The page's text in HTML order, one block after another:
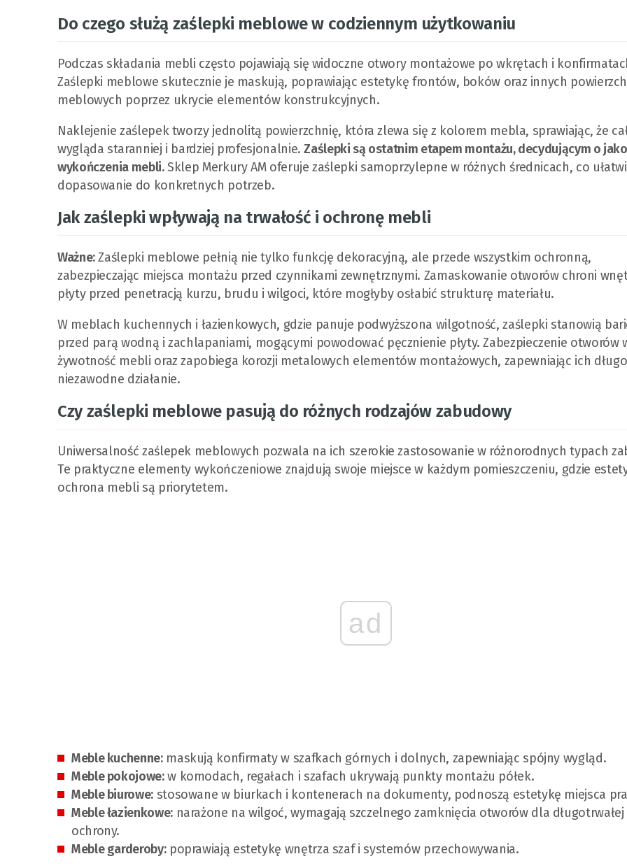
Do czego służą zaślepki meblowe w codziennym użytkowaniu
Podczas składania mebli często pojawiają się widoczne otwory montażowe po wkrętach i
Zaślepki meblowe skutecznie je maskują, poprawiając estetykę frontów, boków oraz innych
meblowych poprzez ukrycie elementów konstrukcyjnych.
Naklejenie zaślepek tworzy jednolitą powierzchnię, która zlewa się z kolorem mebla, sprawiając, że
wygląda staranniej i bardziej profesjonalnie.Zaślepki są ostatnim etapem montażu, decydującym o
wykończenia mebli.Sklep Merkury AM oferuje zaślepki samoprzylepne w różnych średnicach, co
dopasowanie do konkretnych potrzeb.
Jak zaślepki wpływają na trwałość i ochronę mebli
Ważne:Zaślepki meblowe pełnią nie tylko funkcję dekoracyjną, ale przede wszystkim ochronną,
zabezpieczając miejsca montażu przed czynnikami zewnętrznymi. Zamaskowanie otworów chroni
płyty przed penetracją kurzu, brudu i wilgoci, które mogłyby osłabić strukturę materiału.
W meblach kuchennych i łazienkowych, gdzie panuje podwyższona wilgotność, zaślepki stanowią
przed parą wodną i zachlapaniami, mogącymi powodować pęcznienie płyty. Zabezpieczenie otworów
żywotność mebli oraz zapobiega korozji metalowych elementów montażowych, zapewniając ich
niezawodne działanie.
Czy zaślepki meblowe pasują do różnych rodzajów zabudowy
Uniwersalność zaślepek meblowych pozwala na ich szerokie zastosowanie w różnorodnych typach
Te praktyczne elementy wykończeniowe znajdują swoje miejsce w każdym pomieszczeniu, gdzie
ochrona mebli są priorytetem.
ad
Meble kuchenne:maskują konfirmaty w szafkach górnych i dolnych, zapewniając spójny wygląd.
Meble pokojowe:w komodach, regałach i szafach ukrywają punkty montażu półek.
Meble biurowe:stosowane w biurkach i kontenerach na dokumenty, podnoszą estetykę miejsca
Meble łazienkowe:narażone na wilgoć, wymagają szczelnego zamknięcia otworów dla długotrwałej
ochrony.
Meble garderoby:poprawiają estetykę wnętrza szaf i systemów przechowywania.